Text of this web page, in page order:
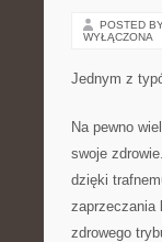
POSTED
WYŁĄCZONA
Jednym z
Na pewno
swoje
dzięki
zaprzeczania
zdrowego